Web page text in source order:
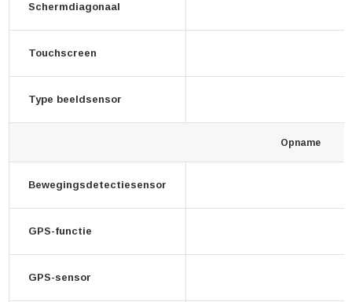
Schermdiagonaal
Touchscreen
Type beeldsensor
Opname
Bewegingsdetectiesensor
GPS-functie
GPS-sensor